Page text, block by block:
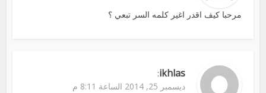
مرحبا كيف اقدر اغير كلمه السر تبعي ؟
ikhlas
:
ديسمبر 25, 2014 الساعة 8:11 م